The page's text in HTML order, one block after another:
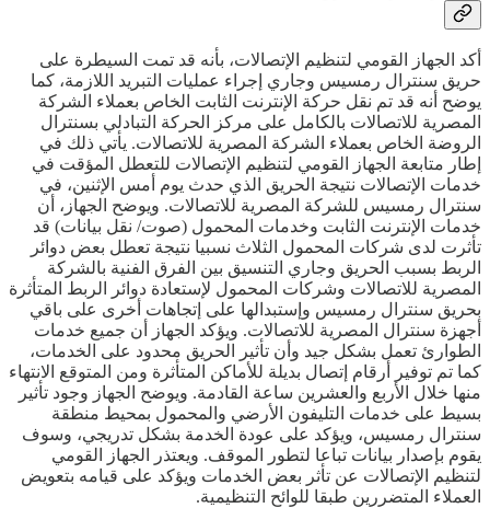
أكد الجهاز القومي لتنظيم الإتصالات، بأنه قد تمت السيطرة على
حريق سنترال رمسيس وجاري إجراء عمليات التبريد اللازمة، كما
يوضح أنه قد تم نقل حركة الإنترنت الثابت الخاص بعملاء الشركة
المصرية للاتصالات بالكامل على مركز الحركة التبادلي بسنترال
الروضة الخاص بعملاء الشركة المصرية للاتصالات. يأتي ذلك في
إطار متابعة الجهاز القومي لتنظيم الإتصالات للتعطل المؤقت في
خدمات الإتصالات نتيجة الحريق الذي حدث يوم أمس الإثنين، في
سنترال رمسيس للشركة المصرية للاتصالات. ويوضح الجهاز، أن
خدمات الإنترنت الثابت وخدمات المحمول (صوت/ نقل بيانات) قد
تأثرت لدى شركات المحمول الثلاث نسبيا نتيجة تعطل بعض دوائر
الربط بسبب الحريق وجاري التنسيق بين الفرق الفنية بالشركة
المصرية للاتصالات وشركات المحمول لإستعادة دوائر الربط المتأثرة
بحريق سنترال رمسيس وإستبدالها على إتجاهات أخرى على باقي
أجهزة سنترال المصرية للاتصالات. ويؤكد الجهاز أن جميع خدمات
الطوارئ تعمل بشكل جيد وأن تأثير الحريق محدود على الخدمات،
كما تم توفير أرقام إتصال بديلة للأماكن المتأثرة ومن المتوقع الانتهاء
منها خلال الأربع والعشرين ساعة القادمة. ويوضح الجهاز وجود تأثير
بسيط على خدمات التليفون الأرضي والمحمول بمحيط منطقة
سنترال رمسيس، ويؤكد على عودة الخدمة بشكل تدريجي، وسوف
يقوم بإصدار بيانات تباعا لتطور الموقف. ويعتذر الجهاز القومي
لتنظيم الإتصالات عن تأثر بعض الخدمات ويؤكد على قيامه بتعويض
العملاء المتضررين طبقا للوائح التنظيمية.